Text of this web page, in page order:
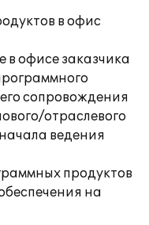
в офис
офисе заказчика
сопровождения
отраслевого
ведения
продуктов
на